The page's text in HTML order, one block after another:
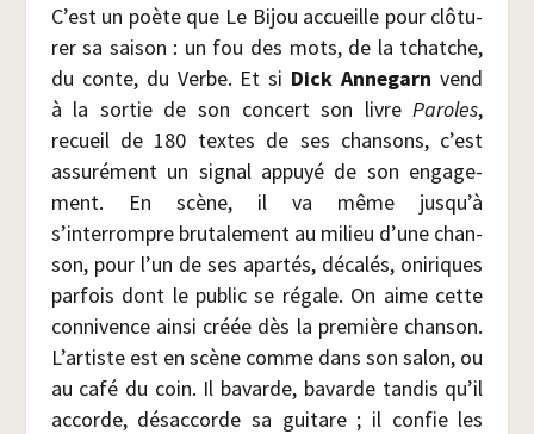
C’est un poète que Le Bijou accueille pour clô­tu­
rer sa sai­son : un fou des mots, de la tchatche,
du conte, du Verbe. Et si Dick Anne­garn vend
à la sor­tie de son concert son livreParoles,
recueil de 180 textes de ses chan­sons, c’est
assu­ré­ment un signal appuyé de son enga­ge­
ment. En scène, il va même jusqu’à
s’interrompre bru­ta­le­ment au milieu d’une chan­
son, pour l’un de ses apar­tés, déca­lés, oni­riques
par­fois dont le public se régale. On aime cette
conni­vence ain­si créée dès la pre­mière chan­son.
L’artiste est en scène comme dans son salon, ou
au café du coin. Il bavarde, bavarde tan­dis qu’il
accorde, désac­corde sa gui­tare ; il confie les